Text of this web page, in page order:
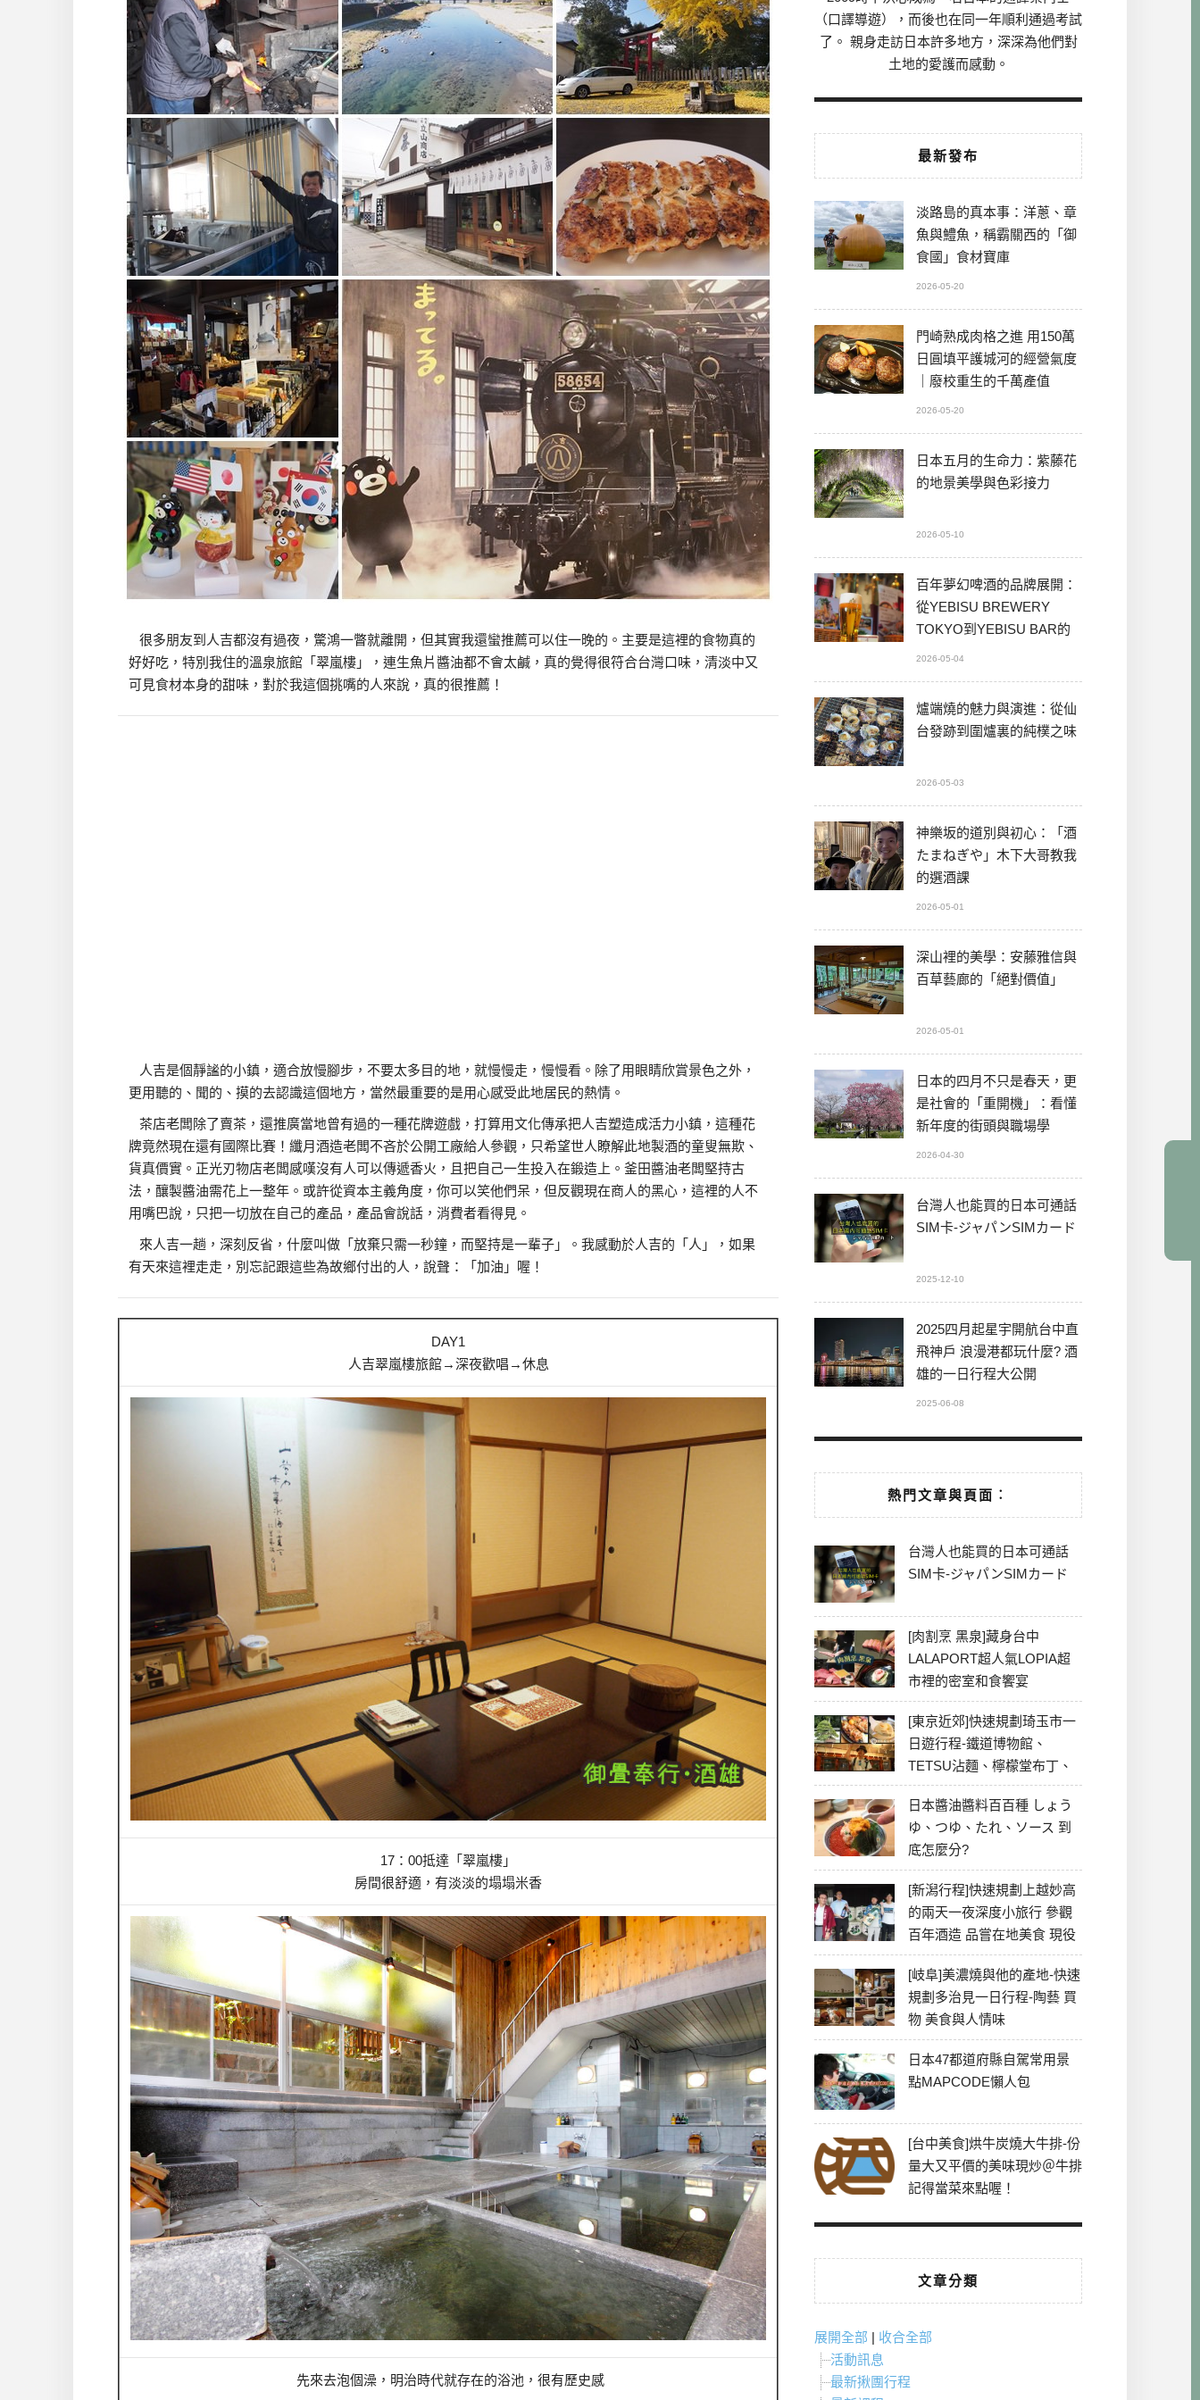
很多朋友到人吉都沒有過夜，驚鴻一瞥就離開， 但其實我還蠻推薦可以住一晚的。主要是這裡的食物真的
好好吃，特別我住的溫泉旅館「翠嵐樓」，連生魚片醬油都不會太鹹，真的覺得很符合台灣口味，清淡中又
可見食材本身的甜味，對於我這個挑嘴的人來說，真的很推薦！
人吉是個靜謐的小鎮，適合放慢腳步，不要太多目的地，就慢慢走，慢慢看。除了用眼睛欣賞景色之外，
更用聽的、聞的、摸的去認識這個地方，當然最重要的是用心感受此地居民的熱情。
茶店老闆除了賣茶，還推廣當地曾有過的一種花牌遊戲，打算用文化傳承把人吉塑造成活力小鎮，這種花
牌竟然現在還有國際比賽！纖月酒造老闆不吝於公開工廠給人參觀，只希望世人瞭解此地製酒的童叟無欺、
貨真價實。正光刃物店老闆感嘆沒有人可以傳遞香火，且把自己一生投入在鍛造上。釜田醬油老闆堅持古
法，釀製醬油需花上一整年。或許從資本主義角度，你可以笑他們呆，但反觀現在商人的黑心，這裡的人不
用嘴巴說，只把一切放在自己的產品，產品會說話，消費者看得見。
來人吉一趟，深刻反省，什麼叫做「放棄只需一秒鐘，而堅持是一輩子」。我感動於人吉的「人」，如果
有天來這裡走走，別忘記跟這些為故鄉付出的人，說聲：「加油」喔！
DAY1
人吉翠嵐樓旅館→深夜歡唱→休息
17：00抵達「翠嵐樓」
房間很舒適，有淡淡的塌塌米香
先來去泡個澡，明治時代就存在的浴池，很有歷史感
（口譯導遊），而後也在同一年順利通過考試
了。 親身走訪日本許多地方，深深為他們對
土地的愛護而感動。
最新發布
淡路島的真本事：洋蔥、章
魚與鱧魚，稱霸關西的「御
食國」食材寶庫
2026-05-20
門崎熟成肉格之進 用150萬
日圓填平護城河的經營氣度
｜廢校重生的千萬產值
2026-05-20
日本五月的生命力：紫藤花
的地景美學與色彩接力
2026-05-10
百年夢幻啤酒的品牌展開：
從YEBISU BREWERY
TOKYO到YEBISU BAR的
2026-05-04
爐端燒的魅力與演進：從仙
台發跡到圍爐裏的純樸之味
2026-05-03
神樂坂的道別與初心：「酒
たまねぎや」木下大哥教我
的選酒課
2026-05-01
深山裡的美學：安藤雅信與
百草藝廊的「絕對價值」
2026-05-01
日本的四月不只是春天，更
是社會的「重開機」：看懂
新年度的街頭與職場學
2026-04-30
台灣人也能買的日本可通話
SIM卡-ジャパンSIMカード
2025-12-10
2025四月起星宇開航台中直
飛神戶 浪漫港都玩什麼? 酒
雄的一日行程大公開
2025-06-08
熱門文章與頁面︰
台灣人也能買的日本可通話
SIM卡-ジャパンSIMカード
[肉割烹 黑泉]藏身台中
LALAPORT超人氣LOPIA超
市裡的密室和食饗宴
[東京近郊]快速規劃琦玉市一
日遊行程-鐵道博物館、
TETSU沾麵、檸檬堂布丁、
冰川神社、美食彙整
日本醬油醬料百百種 しょう
ゆ、つゆ、たれ、ソース 到
底怎麼分?
[新潟行程]快速規劃上越妙高
的兩天一夜深度小旅行 參觀
百年酒造 品嘗在地美食 現役
最老牌電影院
[岐阜]美濃燒與他的產地-快速
規劃多治見一日行程-陶藝 買
物 美食與人情味
日本47都道府縣自駕常用景
點MAPCODE懶人包
[台中美食]烘牛炭燒大牛排-份
量大又平價的美味現炒＠牛排
記得當菜來點喔！
文章分類
展開全部 | 收合全部
活動訊息
最新揪團行程